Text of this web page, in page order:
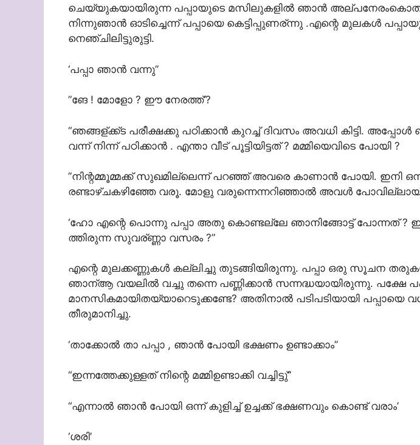
ചെയ്യുകയായിരുന്ന പപ്പായുടെ മസിലുകളില്‍ ഞാന്‍
നിന്നുഞാന്‍ ഓടിച്ചെന്ന് പപ്പായെ കെട്ടിപ്പുണര്ന്നു .എന്റെ മുലകള്‍
നെഞ്ചിലിട്ടുരുട്ടി.
‘പപ്പാ ഞാന്‍ വന്നു”
”ങേ ! മോളോ ? ഈ നേരത്ത്’?
“ഞങ്ങള്ക്ക്ട പരീക്ഷക്കു പഠിക്കാന്‍ കുറച്ച് ദിവസം അവധി കിട്ടി. അപ്പോള്‍
വന്ന് നിന്ന് പഠിക്കാന്‍ . എന്താ വീട് പൂട്ടിയിട്ടത് ? മമ്മിയെവിടെ പോയി ?
”നിന്റമ്മൂമ്മക്ക് സുഖമില്ലെന്ന് പറഞ്ഞ് അവരെ കാണാന്‍ പോയി. ഇനി
രണ്ടാഴ്ചകഴിഞ്ഞേ വരൂ. മോളു വരുന്നെന്നറിഞ്ഞാല്‍ അവള്‍
‘ഹോ എന്റെ പൊന്നു പപ്പാ അതു കൊണ്ടല്ലേ ഞാനിങ്ങോട്ട് പോന്നത് ?
ത്തിരുന്ന സുവര്ണ്ണാ വസരം ?”
എന്റെ മുലക്കണ്ണുകള്‍ കല്ലിച്ചു തുടങ്ങിയിരുന്നു. പപ്പാ ഒരു സൂചന
ഞാന്ആ വയലില്‍ വച്ചു തന്നെ പണ്ണിക്കാന്‍ സന്നദ്ധയായിരുന്നു. പക്ഷേ
മാനസികമായിതയ്യാറെടുക്കണ്ടേ? അതിനാല്‍ പടിപടിയായി പപ്പായെ
തീരുമാനിച്ചു.
‘താക്കോല്‍ താ പപ്പാ , ഞാന്‍ പോയി ഭക്ഷണം ഉണ്ടാക്കാം”
“ഇന്നത്തേക്കുള്ളത് നിന്റെ മമ്മിഉണ്ടാക്കി വച്ചിട്ടു്”
“എന്നാല്‍ ഞാന്‍ പോയി ഒന്ന് കുളിച്ച് ഉച്ചക്ക് ഭക്ഷണവും കൊണ്ട് വരാം’
‘ശരി’